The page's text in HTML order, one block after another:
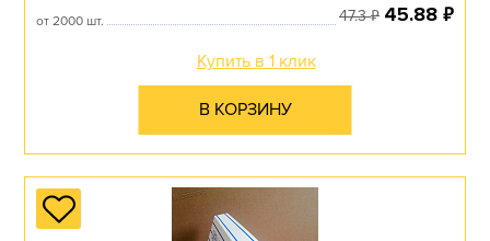
от 2000 шт. 47.3₽ 45.88 ₽
Купить в 1 клик
В КОРЗИНУ